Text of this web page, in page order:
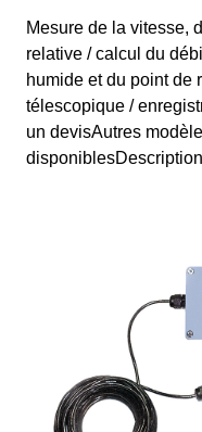
Mesure de la vitesse,
relative / calcul du
humide et du point de
télescopique /
un devisAutres